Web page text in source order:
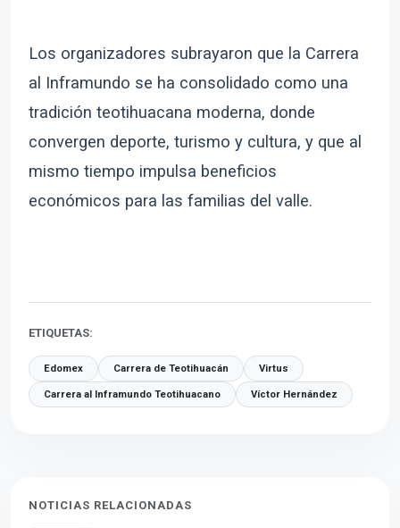
Los organizadores subrayaron que la Carrera
al Inframundo se ha consolidado como una
tradición teotihuacana moderna, donde
convergen deporte, turismo y cultura, y que al
mismo tiempo impulsa beneficios
económicos para las familias del valle.
ETIQUETAS:
Edomex Carrera de Teotihuacán Virtus
Carrera al Inframundo Teotihuacano Víctor Hernández
NOTICIAS RELACIONADAS